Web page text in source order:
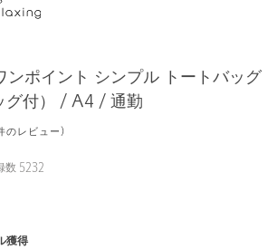
ンポイント シンプル トートバッグ
グ付） / A4 / 通勤
のレビュー)
数 5232
獲得